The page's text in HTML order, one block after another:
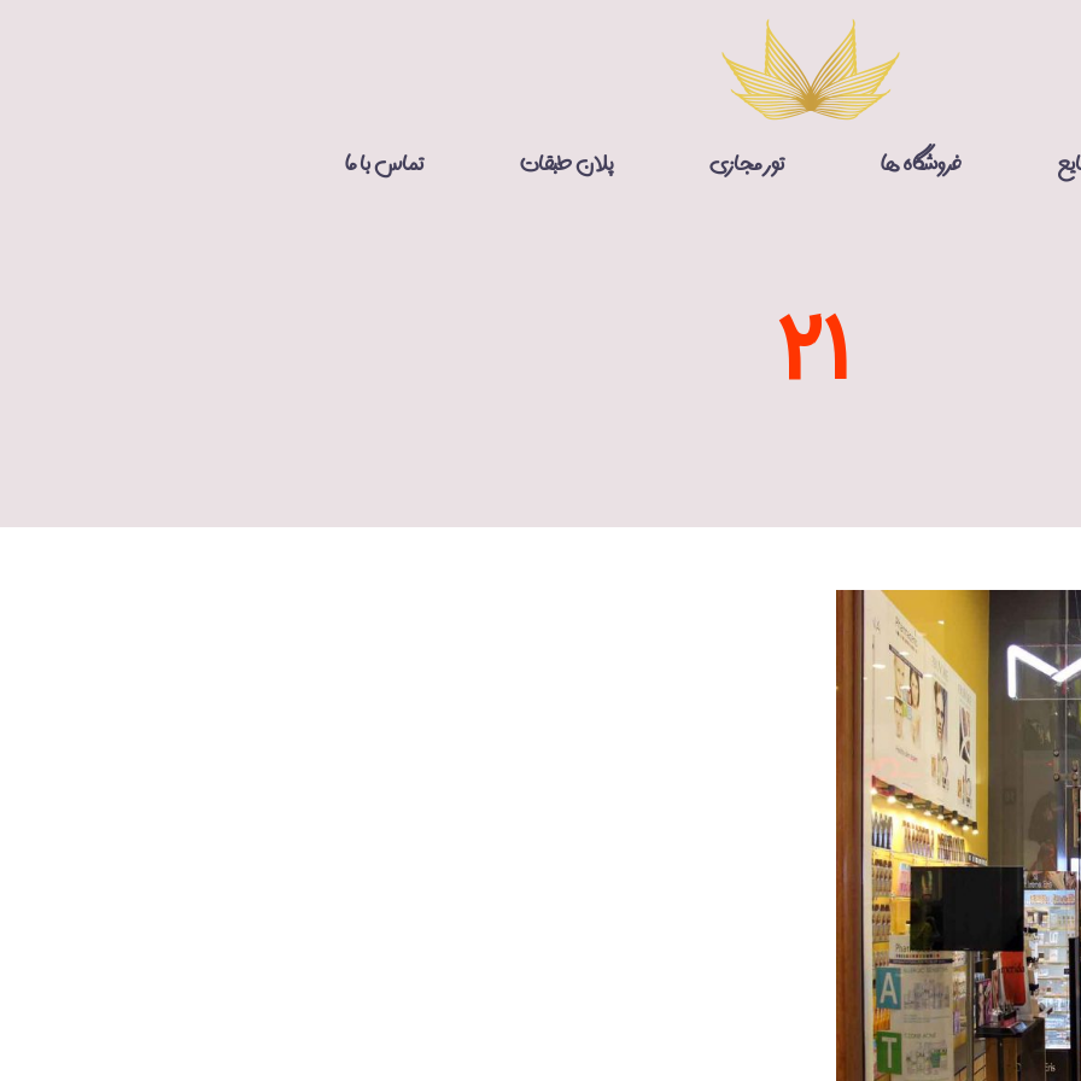
فروشگاه ها تور مجازی پلان طبقات تماس با ما
21